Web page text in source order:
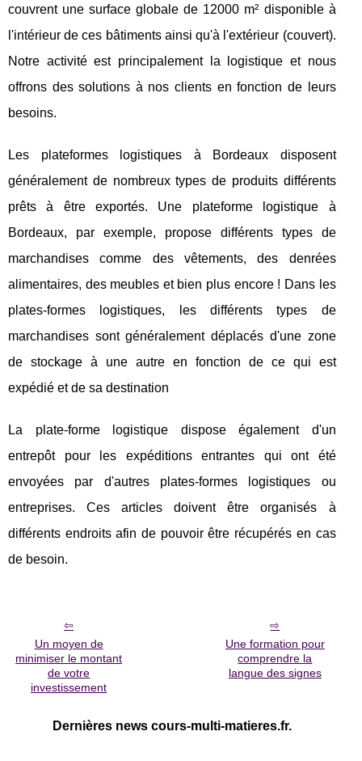
couvrent une surface globale de 12000 m² disponible à
l'intérieur de ces bâtiments ainsi qu'à l'extérieur (couvert).
Notre activité est principalement la logistique et nous
offrons des solutions à nos clients en fonction de leurs
besoins.
Les plateformes logistiques à Bordeaux disposent
généralement de nombreux types de produits différents
prêts à être exportés. Une plateforme logistique à
Bordeaux, par exemple, propose différents types de
marchandises comme des vêtements, des denrées
alimentaires, des meubles et bien plus encore ! Dans les
plates-formes logistiques, les différents types de
marchandises sont généralement déplacés d'une zone
de stockage à une autre en fonction de ce qui est
expédié et de sa destination
La plate-forme logistique dispose également d'un
entrepôt pour les expéditions entrantes qui ont été
envoyées par d'autres plates-formes logistiques ou
entreprises. Ces articles doivent être organisés à
différents endroits afin de pouvoir être récupérés en cas
de besoin.
Un moyen de
minimiser le montant
de votre
investissement
Une formation pour
comprendre la
langue des signes
Dernières news cours-multi-matieres.fr.